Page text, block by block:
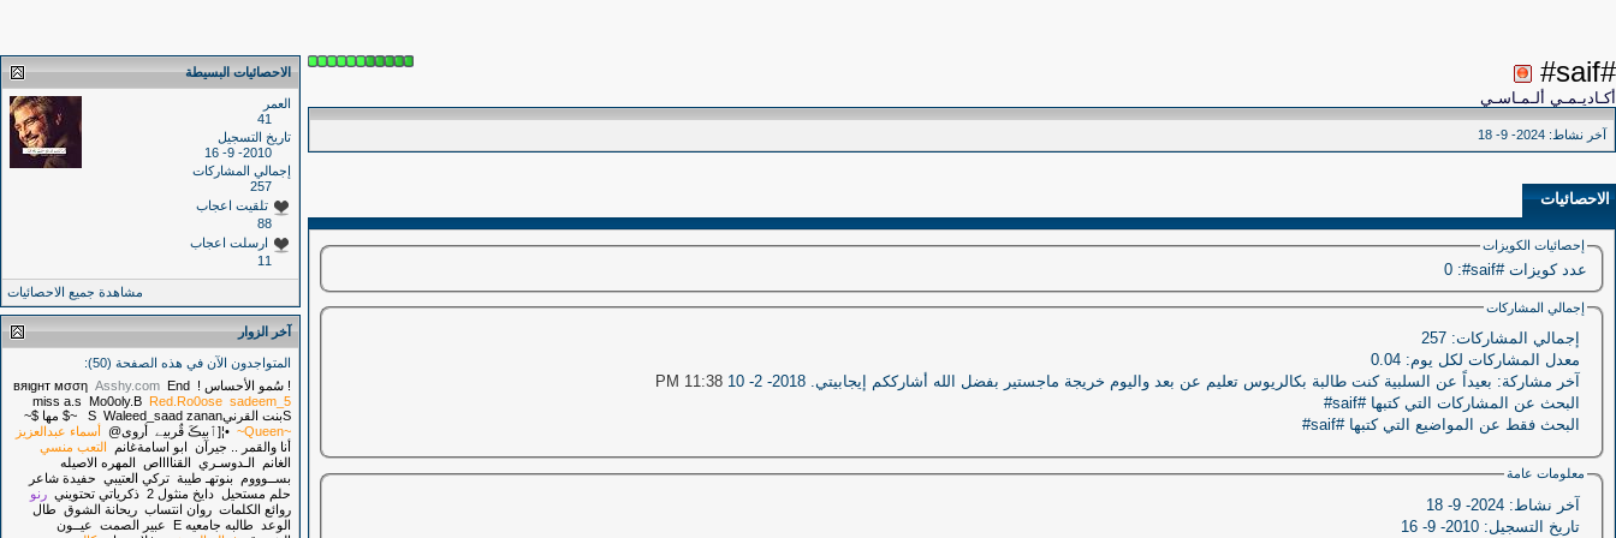
#saif#
أكـاديـمـي ألـمـاسـي
آخر نشاط:
الاحصائيات
إحصائيات الكويزات
عدد كويزات #saif#:‏ 0
إجمالي المشاركات
إجمالي المشاركات:
معدل المشاركات لكل يوم:
آخر مشاركة: بعيداً عن السلبية كنت طالبة بكالريوس تعليم عن بعد واليوم خريجة ماجستير بفضل الله أشارككم إيجابيتي.
11:38 PM
البحث عن المشاركات التي كتبها #saif#
البحث فقط عن المواضيع التي كتبها #saif#
معلومات عامة
آخر نشاط:
تاريخ التسجيل:
الاحصائيات البسيطة
العمر
41
تاريخ التسجيل
2010- 9- 16
إجمالي المشاركات
257
تلقيت اعجاب
88
ارسلت اعجاب
11
مشاهدة جميع الاحصائيات
آخر الزوار
المتواجدون الآن في هذه الصفحة (50):
! سُمو الأحساس !
вяιgнт мσση Asshy.com End
miss a.s Mo0oly.B Red.Ro0ose sadeem_5
Sبنت القرنيS
Waleed_saad zanan
~$ مها $~
~Queen~
•¦[ٱبيڪَ قٌربيے أروى@ أسماء عبدالعزيز
أنا والقمر .. جيرآن ابو اسامةغانم
التعب منسي
الغانم
الـدوسـري القنااااص
المهره الاصيله
بســوووم
بنوتهـ طيبة تركي العتيبي حفيدة شاعر
حلم مستحيل دايخ منثول 2 ذكرياتي تحتويني رنو
روائع الكلمات روان انتساب ريحانة الشوق طال
الوعد
طالبه جامعيه E عبير الصمت عيــون